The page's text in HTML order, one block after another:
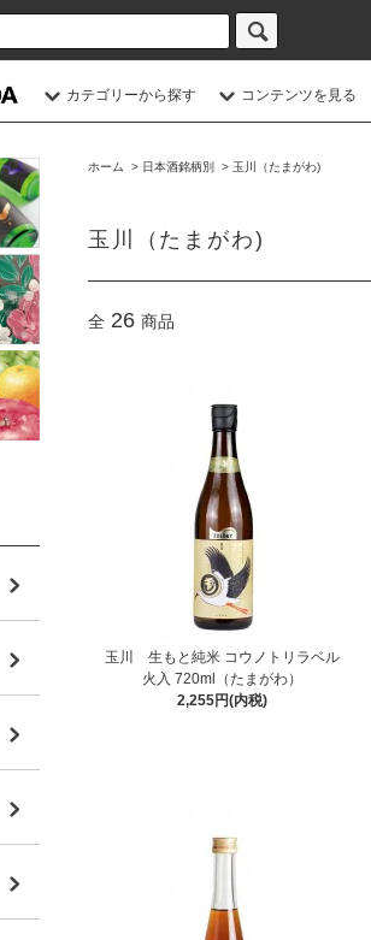
カテゴリーから探す コンテンツを見る
ホーム > 日本酒銘柄別 > 玉川（たまがわ)
玉川（たまがわ)
全 26 商品
玉川 生もと純米 コウノトリラベル
火入 720ml（たまがわ）
2,255円(内税)